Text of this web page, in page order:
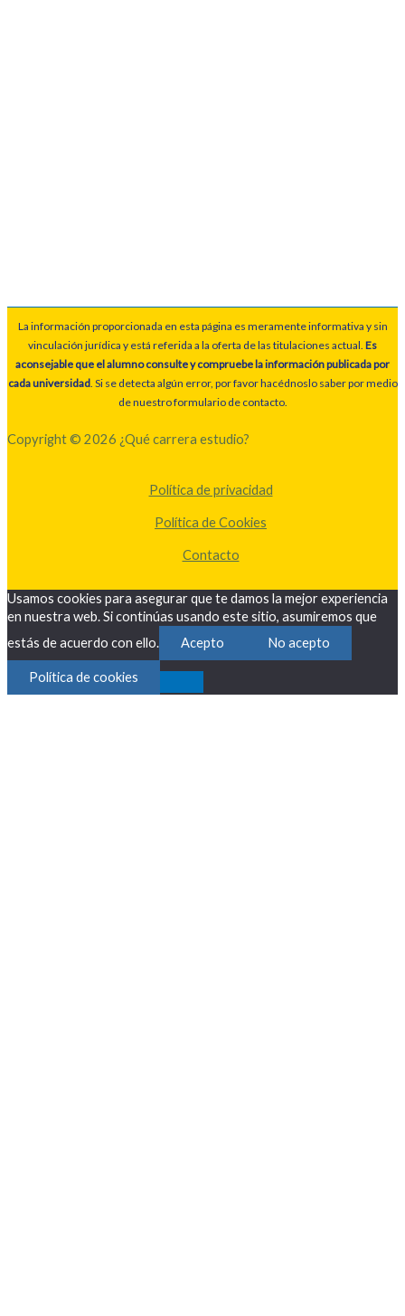
La información proporcionada en esta página es meramente informativa y sin
vinculación jurídica y está referida a la oferta de las titulaciones actual. Es
aconsejable que el alumno consulte y compruebe la información publicada por
cada universidad. Si se detecta algún error, por favor hacédnoslo saber por medio
de nuestro formulario de contacto.
Copyright © 2026 ¿Qué carrera estudio?
Política de privacidad
Política de Cookies
Contacto
Usamos cookies para asegurar que te damos la mejor experiencia
en nuestra web. Si continúas usando este sitio, asumiremos que
estás de acuerdo con ello.
Acepto No acepto
Política de cookies